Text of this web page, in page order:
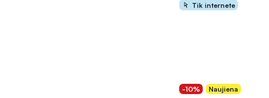
Tik internete
-10% Naujiena